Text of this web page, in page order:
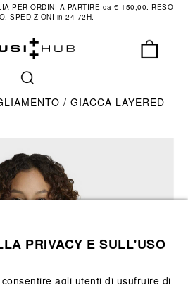
PER ORDINI A PARTIRE da € 150,00. RESO
SPEDIZIONI in 24-72H.
GIACCA LAYERED
PRIVACY E SULL'USO
agli utenti di usufruire di